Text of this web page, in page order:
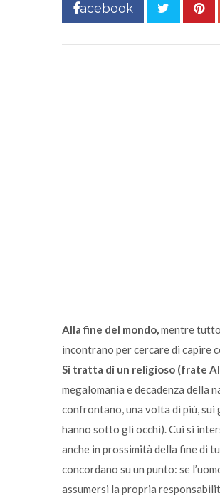
acebook
Alla fine del mondo,mentre
incontrano per cercare di capire
Si tratta di un religioso (frate
megalomania e decadenza della
confrontano, una volta di più, sui
hanno sotto gli occhi). Cui si
anche in prossimità della fine di
concordano su un punto: se
assumersi la propria